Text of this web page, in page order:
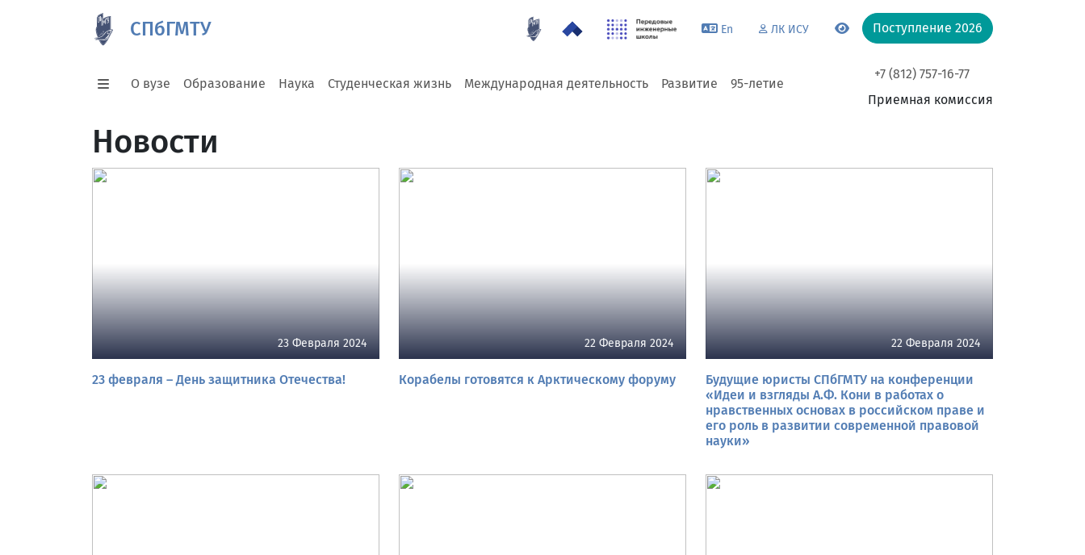
СПбГМТУ En ЛК ИСУ Поступление 2026
О вузе Образование Наука Студенческая жизнь Международная деятельность Развитие 95-летие
+7 (812) 757-16-77
Приемная комиссия
Новости
23 Февраля 2024
23 февраля – День защитника Отечества!
22 Февраля 2024
Корабелы готовятся к Арктическому форуму
22 Февраля 2024
Будущие юристы СПбГМТУ на конференции
«Идеи и взгляды А.Ф. Кони в работах о
нравственных основах в российском праве и
его роль в развитии современной правовой
науки»